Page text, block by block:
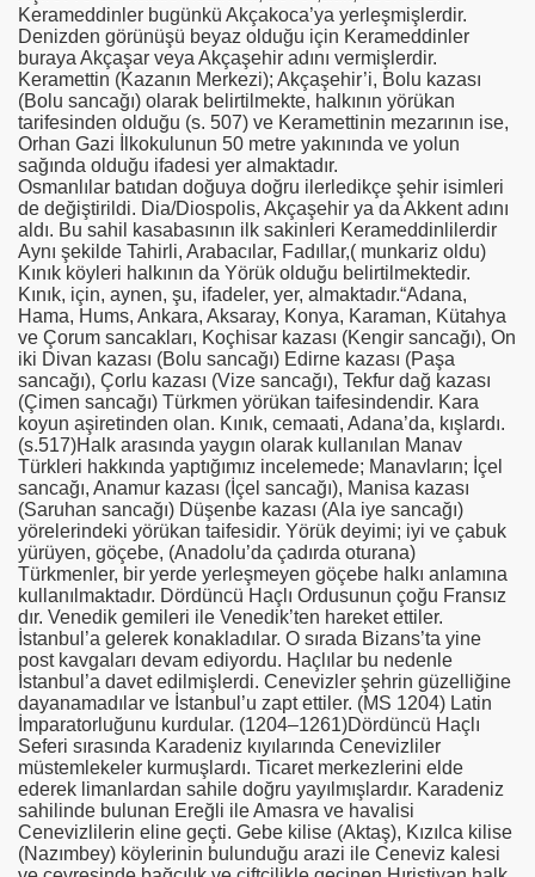
Kerameddinler bugünkü Akçakoca’ya yerleşmişlerdir.
Denizden görünüşü beyaz olduğu için Kerameddinler
buraya Akçaşar veya Akçaşehir adını vermişlerdir.
Keramettin (Kazanın Merkezi); Akçaşehir’i, Bolu kazası
(Bolu sancağı) olarak belirtilmekte, halkının yörükan
tarifesinden olduğu (s. 507) ve Keramettinin mezarının ise,
Orhan Gazi İlkokulunun 50 metre yakınında ve yolun
sağında olduğu ifadesi yer almaktadır.
Osmanlılar batıdan doğuya doğru ilerledikçe şehir isimleri
de değiştirildi. Dia/Diospolis, Akçaşehir ya da Akkent adını
aldı. Bu sahil kasabasının ilk sakinleri Kerameddinlilerdir
Aynı şekilde Tahirli, Arabacılar, Fadıllar,( munkariz oldu)
Kınık köyleri halkının da Yörük olduğu belirtilmektedir.
Kınık, için, aynen, şu, ifadeler, yer, almaktadır.“Adana,
Hama, Hums, Ankara, Aksaray, Konya, Karaman, Kütahya
ve Çorum sancakları, Koçhisar kazası (Kengir sancağı), On
iki Divan kazası (Bolu sancağı) Edirne kazası (Paşa
sancağı), Çorlu kazası (Vize sancağı), Tekfur dağ kazası
(Çimen sancağı) Türkmen yörükan taifesindendir. Kara
koyun aşiretinden olan. Kınık, cemaati, Adana’da, kışlardı.
(s.517)Halk arasında yaygın olarak kullanılan Manav
Türkleri hakkında yaptığımız incelemede; Manavların; İçel
sancağı, Anamur kazası (İçel sancağı), Manisa kazası
(Saruhan sancağı) Düşenbe kazası (Ala iye sancağı)
yörelerindeki yörükan taifesidir. Yörük deyimi; iyi ve çabuk
yürüyen, göçebe, (Anadolu’da çadırda oturana)
Türkmenler, bir yerde yerleşmeyen göçebe halkı anlamına
kullanılmaktadır. Dördüncü Haçlı Ordusunun çoğu Fransız
dır. Venedik gemileri ile Venedik’ten hareket ettiler.
İstanbul’a gelerek konakladılar. O sırada Bizans’ta yine
post kavgaları devam ediyordu. Haçlılar bu nedenle
İstanbul’a davet edilmişlerdi. Cenevizler şehrin güzelliğine
dayanamadılar ve İstanbul’u zapt ettiler. (MS 1204) Latin
İmparatorluğunu kurdular. (1204–1261)Dördüncü Haçlı
Seferi sırasında Karadeniz kıyılarında Cenevizliler
müstemlekeler kurmuşlardı. Ticaret merkezlerini elde
ederek limanlardan sahile doğru yayılmışlardır. Karadeniz
sahilinde bulunan Ereğli ile Amasra ve havalisi
Cenevizlilerin eline geçti. Gebe kilise (Aktaş), Kızılca kilise
(Nazımbey) köylerinin bulunduğu arazi ile Ceneviz kalesi